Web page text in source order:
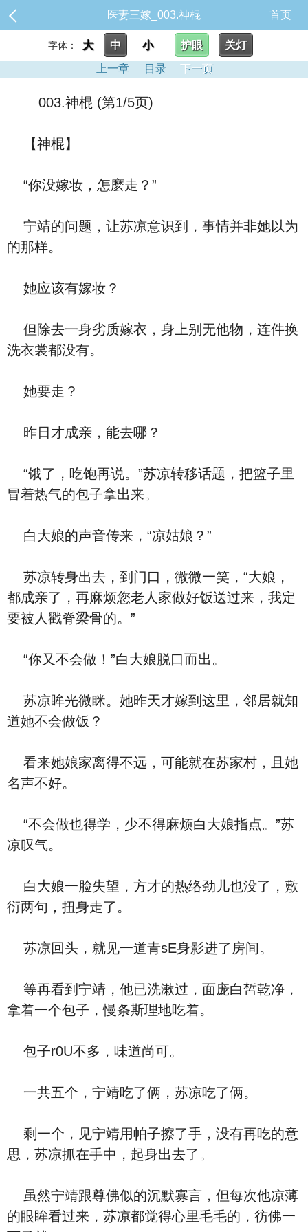
医妻三嫁_003.神棍 首页
字体： 大 中 小 护眼
关灯
上一章
目录 下一页
003.神棍 (第1/5页)
【神棍】
“你没嫁妆，怎麽走？”
宁靖的问题，让苏凉意识到，事情并非她以为
的那样。
她应该有嫁妆？
但除去一身劣质嫁衣，身上别无他物，连件换
洗衣裳都没有。
她要走？
昨日才成亲，能去哪？
“饿了，吃饱再说。”苏凉转移话题，把篮子里
冒着热气的包子拿出来。
白大娘的声音传来，“凉姑娘？”
苏凉转身出去，到门口，微微一笑，“大娘，
都成亲了，再麻烦您老人家做好饭送过来，我定
要被人戳脊梁骨的。”
“你又不会做！”白大娘脱口而出。
苏凉眸光微眯。她昨天才嫁到这里，邻居就知
道她不会做饭？
看来她娘家离得不远，可能就在苏家村，且她
名声不好。
“不会做也得学，少不得麻烦白大娘指点。”苏
凉叹气。
白大娘一脸失望，方才的热络劲儿也没了，敷
衍两句，扭身走了。
苏凉回头，就见一道青sE身影进了房间。
等再看到宁靖，他已洗漱过，面庞白皙乾净，
拿着一个包子，慢条斯理地吃着。
包子r0U不多，味道尚可。
一共五个，宁靖吃了俩，苏凉吃了俩。
剩一个，见宁靖用帕子擦了手，没有再吃的意
思，苏凉抓在手中，起身出去了。
虽然宁靖跟尊佛似的沉默寡言，但每次他凉薄
的眼眸看过来，苏凉都觉得心里毛毛的，彷佛一